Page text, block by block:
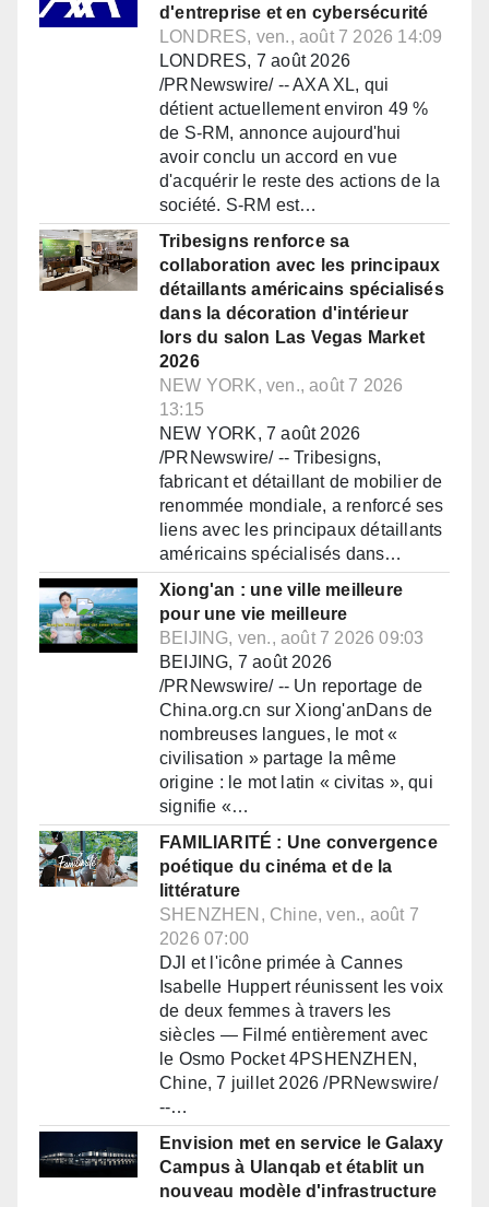
d'entreprise et en cybersécurité
LONDRES, ven., août 7 2026 14:09
LONDRES, 7 août 2026
/PRNewswire/ -- AXA XL, qui
détient actuellement environ 49 %
de S-RM, annonce aujourd'hui
avoir conclu un accord en vue
d'acquérir le reste des actions de la
société. S-RM est…
Tribesigns renforce sa
collaboration avec les principaux
détaillants américains spécialisés
dans la décoration d'intérieur
lors du salon Las Vegas Market
2026
NEW YORK, ven., août 7 2026
13:15
NEW YORK, 7 août 2026
/PRNewswire/ -- Tribesigns,
fabricant et détaillant de mobilier de
renommée mondiale, a renforcé ses
liens avec les principaux détaillants
américains spécialisés dans…
Xiong'an : une ville meilleure
pour une vie meilleure
BEIJING, ven., août 7 2026 09:03
BEIJING, 7 août 2026
/PRNewswire/ -- Un reportage de
China.org.cn sur Xiong'anDans de
nombreuses langues, le mot «
civilisation » partage la même
origine : le mot latin « civitas », qui
signifie «…
FAMILIARITÉ : Une convergence
poétique du cinéma et de la
littérature
SHENZHEN, Chine, ven., août 7
2026 07:00
DJI et l'icône primée à Cannes
Isabelle Huppert réunissent les voix
de deux femmes à travers les
siècles — Filmé entièrement avec
le Osmo Pocket 4PSHENZHEN,
Chine, 7 juillet 2026 /PRNewswire/
--…
Envision met en service le Galaxy
Campus à Ulanqab et établit un
nouveau modèle d'infrastructure